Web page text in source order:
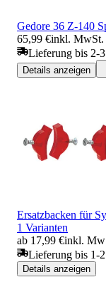
Gedore 36 Z-140
65,99 €inkl. MwSt.
Lieferung bis 2-
Details anzeigen
Ersatzbacken für
1 Varianten
ab 17,99 €inkl.
Lieferung bis 1-
Details anzeigen